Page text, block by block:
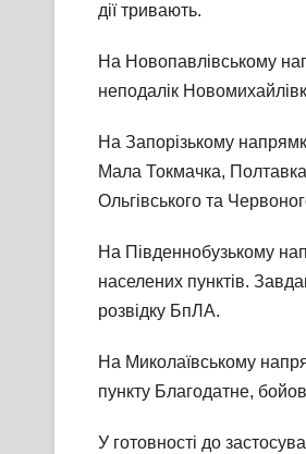
дії тривають.
На Новопавлівському
неподалік
На Запорізькому
Мала Токмачка,
Ольгівського та
На Південнобузькому
населених пунктів.
розвідку БпЛА.
На Миколаївському
пункту Благодатне,
У готовності до